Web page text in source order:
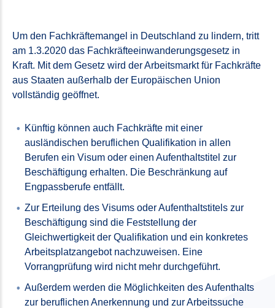
Um den Fachkräftemangel in Deutschland zu lindern, tritt
am 1.3.2020 das Fachkräfteeinwanderungsgesetz in
Kraft. Mit dem Gesetz wird der Arbeitsmarkt für Fachkräfte
aus Staaten außerhalb der Europäischen Union
vollständig geöffnet.
Künftig können auch Fachkräfte mit einer
ausländischen beruflichen Qualifikation in allen
Berufen ein Visum oder einen Aufenthaltstitel zur
Beschäftigung erhalten. Die Beschränkung auf
Engpassberufe entfällt.
Zur Erteilung des Visums oder Aufenthaltstitels zur
Beschäftigung sind die Feststellung der
Gleichwertigkeit der Qualifikation und ein konkretes
Arbeitsplatzangebot nachzuweisen. Eine
Vorrangprüfung wird nicht mehr durchgeführt.
Außerdem werden die Möglichkeiten des Aufenthalts
zur beruflichen Anerkennung und zur Arbeitssuche